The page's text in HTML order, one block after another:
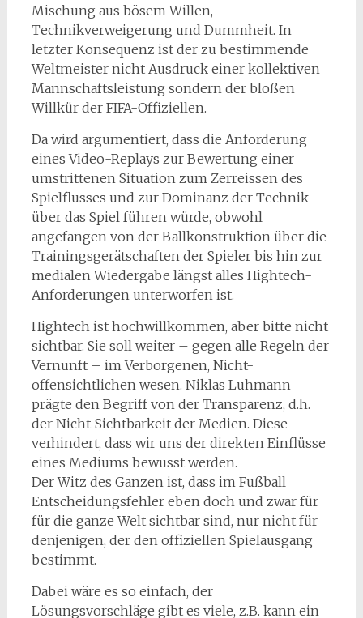
Mischung aus bösem Willen,
Technikverweigerung und Dummheit. In
letzter Konsequenz ist der zu bestimmende
Weltmeister nicht Ausdruck einer kollektiven
Mannschaftsleistung sondern der bloßen
Willkür der FIFA-Offiziellen.
Da wird argumentiert, dass die Anforderung
eines Video-Replays zur Bewertung einer
umstrittenen Situation zum Zerreissen des
Spielflusses und zur Dominanz der Technik
über das Spiel führen würde, obwohl
angefangen von der Ballkonstruktion über die
Trainingsgerätschaften der Spieler bis hin zur
medialen Wiedergabe längst alles Hightech-
Anforderungen unterworfen ist.
Hightech ist hochwillkommen, aber bitte nicht
sichtbar. Sie soll weiter – gegen alle Regeln der
Vernunft – im Verborgenen, Nicht-
offensichtlichen wesen. Niklas Luhmann
prägte den Begriff von der Transparenz, d.h.
der Nicht-Sichtbarkeit der Medien. Diese
verhindert, dass wir uns der direkten Einflüsse
eines Mediums bewusst werden.
Der Witz des Ganzen ist, dass im Fußball
Entscheidungsfehler eben doch und zwar für
für die ganze Welt sichtbar sind, nur nicht für
denjenigen, der den offiziellen Spielausgang
bestimmt.
Dabei wäre es so einfach, der
Lösungsvorschläge gibt es viele, z.B. kann ein